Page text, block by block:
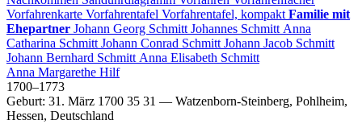
Vorfahrenkarte Vorfahrentafel Vorfahrentafel, kompakt Familie mit
Ehepartner Johann Georg Schmitt Johannes Schmitt Anna
Catharina Schmitt Johann Conrad Schmitt Johann Jacob Schmitt
Johann Bernhard Schmitt Anna Elisabeth Schmitt
Anna Margarethe Hilf
1700–1773
Geburt: 31. März 1700 35 31 — Watzenborn-Steinberg, Pohlheim,
Hessen, Deutschland